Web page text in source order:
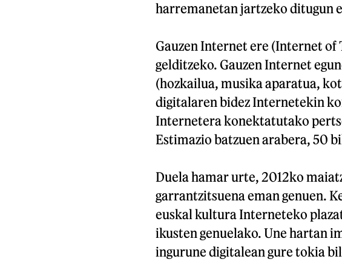
harremanetan jartzeko ditugun
Gauzen Internet ere (Internet
gelditzeko. Gauzen Internet
(hozkailua, musika aparatua,
digitalaren bidez Internetekin
Internetera konektatutako
Estimazio batzuen arabera, 50
Duela hamar urte, 2012ko
garrantzitsuena eman genuen.
euskal kultura Interneteko
ikusten genuelako. Une hartan
ingurune digitalean gure tokia